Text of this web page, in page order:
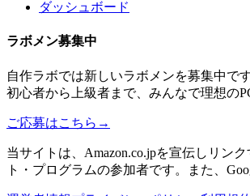
ダッシュボード
ラボメン募集中
自作ラボでは新しいラボメンを募集中です
初心者から上級者まで、みんなで理想の
ご応募はこちら →
当サイトは、Amazon.co.jpを宣伝しリン
ト・プログラムの参加者です。また、